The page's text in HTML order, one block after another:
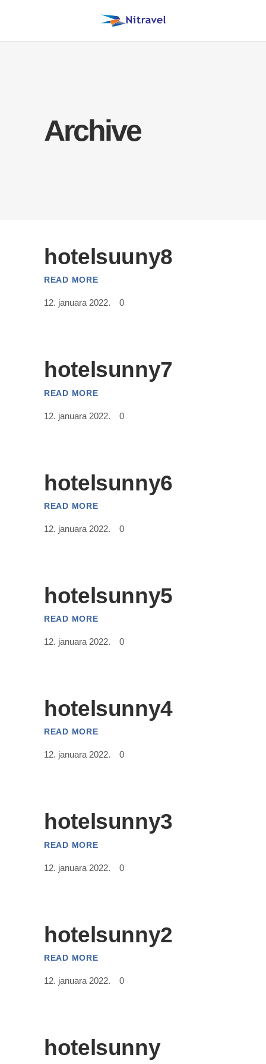
Archive
hotelsuuny8
READ MORE
12. januara 2022. 0
hotelsunny7
READ MORE
12. januara 2022. 0
hotelsunny6
READ MORE
12. januara 2022. 0
hotelsunny5
READ MORE
12. januara 2022. 0
hotelsunny4
READ MORE
12. januara 2022. 0
hotelsunny3
READ MORE
12. januara 2022. 0
hotelsunny2
READ MORE
12. januara 2022. 0
hotelsunny